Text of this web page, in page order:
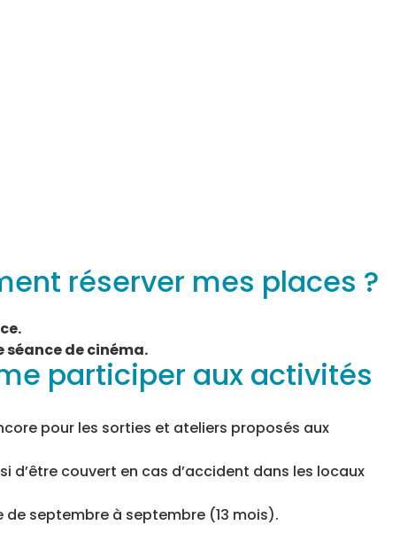
réserver mes places ?
séance de cinéma.
participer aux activités
pour les sorties et ateliers proposés aux
d’être couvert en cas d’accident dans les locaux
de septembre à septembre (13 mois).